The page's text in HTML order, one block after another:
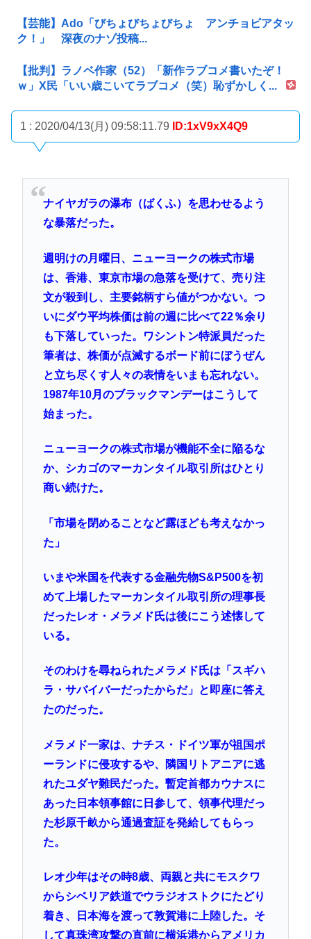
【芸能】Ado「びちょびちょびちょ アンチョビアタッ
ク！」 深夜のナゾ投稿...
【批判】ラノベ作家（52）「新作ラブコメ書いたぞ！
ｗ」X民「いい歳こいてラブコメ（笑）恥ずかしく...
1 : 2020/04/13(月) 09:58:11.79 ID:1xV9xX4Q9
ナイヤガラの瀑布（ばくふ）を思わせるよう
な暴落だった。
週明けの月曜日、ニューヨークの株式市場
は、香港、東京市場の急落を受けて、売り注
文が殺到し、主要銘柄すら値がつかない。つ
いにダウ平均株価は前の週に比べて22％余り
も下落していった。ワシントン特派員だった
筆者は、株価が点滅するボード前にぼうぜん
と立ち尽くす人々の表情をいまも忘れない。
1987年10月のブラックマンデーはこうして
始まった。
ニューヨークの株式市場が機能不全に陥るな
か、シカゴのマーカンタイル取引所はひとり
商い続けた。
「市場を閉めることなど露ほども考えなかっ
た」
いまや米国を代表する金融先物S&P500を初
めて上場したマーカンタイル取引所の理事長
だったレオ・メラメド氏は後にこう述懐して
いる。
そのわけを尋ねられたメラメド氏は「スギハ
ラ・サバイバーだったからだ」と即座に答え
たのだった。
メラメド一家は、ナチス・ドイツ軍が祖国ポ
ーランドに侵攻するや、隣国リトアニアに逃
れたユダヤ難民だった。暫定首都カウナスに
あった日本領事館に日参して、領事代理だっ
た杉原千畝から通過査証を発給してもらっ
た。
レオ少年はその時8歳、両親と共にモスクワ
からシベリア鉄道でウラジオストクにたどり
着き、日本海を渡って敦賀港に上陸した。そ
して真珠湾攻撃の直前に横浜港からアメリカ